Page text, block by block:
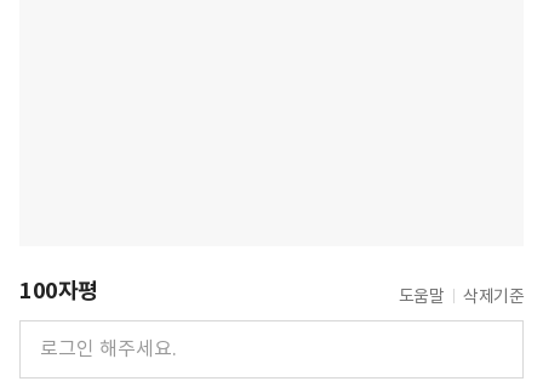
100자평 도움말 삭제기준